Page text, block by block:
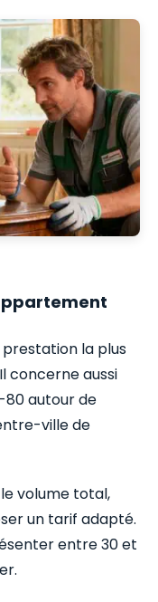
la plus
concerne aussi
80 autour de
ville de
volume total,
un tarif adapté.
entre 30 et